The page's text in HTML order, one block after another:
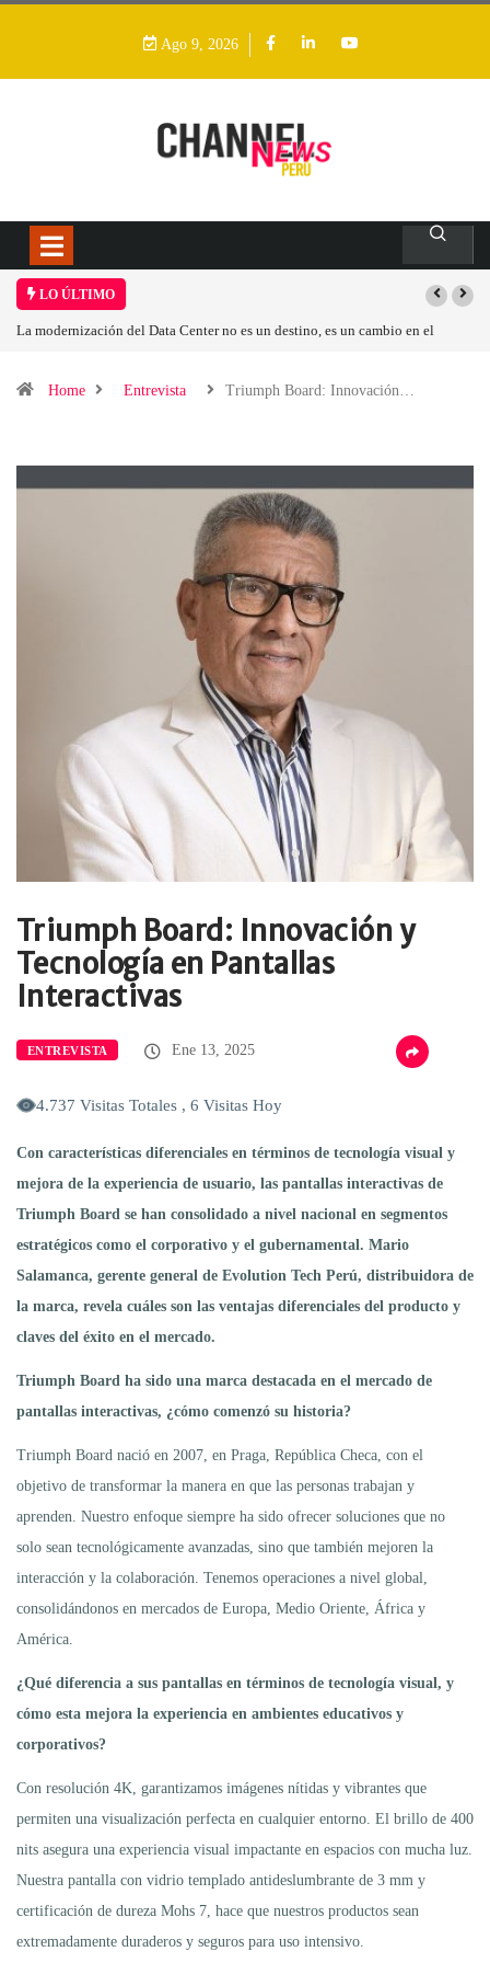
Ago 9, 2026
LO ÚLTIMO
modernización del Data Center no es un destino, es un cambio en el
Home Entrevista Triumph Board: Innovación…
Triumph Board: Innovación y
Tecnología en Pantallas
Interactivas
ENTREVISTA Ene 13, 2025
4.737 Visitas Totales , 6 Visitas Hoy
Con características diferenciales en términos de tecnología visual y
mejora de la experiencia de usuario, las pantallas interactivas de
Triumph Board se han consolidado a nivel nacional en segmentos
estratégicos como el corporativo y el gubernamental. Mario
Salamanca, gerente general de Evolution Tech Perú, distribuidora de
la marca, revela cuáles son las ventajas diferenciales del producto y
claves del éxito en el mercado.
Triumph Board ha sido una marca destacada en el mercado de
pantallas interactivas, ¿cómo comenzó su historia?
Triumph Board nació en 2007, en Praga, República Checa, con el
objetivo de transformar la manera en que las personas trabajan y
aprenden. Nuestro enfoque siempre ha sido ofrecer soluciones que no
solo sean tecnológicamente avanzadas, sino que también mejoren la
interacción y la colaboración. Tenemos operaciones a nivel global,
consolidándonos en mercados de Europa, Medio Oriente, África y
América.
¿Qué diferencia a sus pantallas en términos de tecnología visual , y
cómo esta mejora la experiencia en ambientes educativos y
corporativos?
Con resolución 4K, garantizamos imágenes nítidas y vibrantes que
permiten una visualización perfecta en cualquier entorno. El brillo de 400
nits asegura una experiencia visual impactante en espacios con mucha luz.
Nuestra pantalla con vidrio templado antideslumbrante de 3 mm y
certificación de dureza Mohs 7, hace que nuestros productos sean
extremadamente duraderos y seguros para uso intensivo.